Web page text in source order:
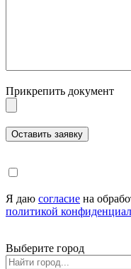
Прикрепить документ
Я даю согласие на
политикой
Выберите город